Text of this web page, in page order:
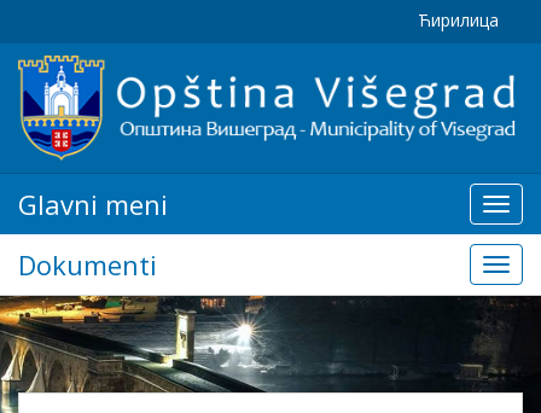
Ћирилица
Glavni
meni
Glavni meni
Dokumenti